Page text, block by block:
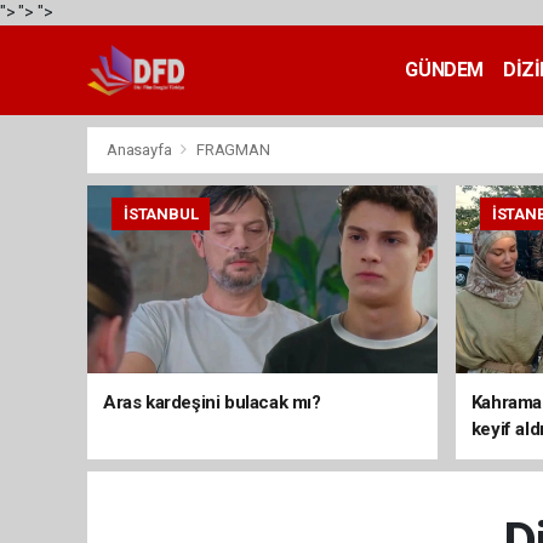
">"> ">
GÜNDEM
Anasayfa FRAGMAN
İSTANBUL
Aras kardeşini bulacak mı?
keyif